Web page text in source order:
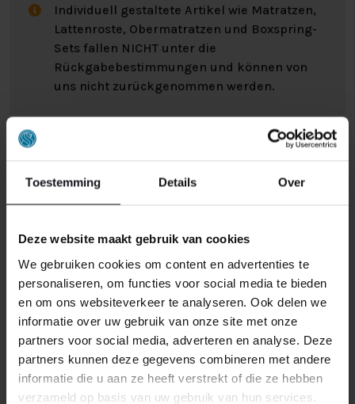
Toestemming Details Over
Deze website maakt gebruik van cookies
We gebruiken cookies om content en advertenties te
personaliseren, om functies voor social media te bieden
en om ons websiteverkeer te analyseren. Ook delen we
informatie over uw gebruik van onze site met onze
partners voor social media, adverteren en analyse. Deze
partners kunnen deze gegevens combineren met andere
informatie die u aan ze heeft verstrekt of die ze hebben
verzameld op basis van uw gebruik van hun services.
Individuell gestaltete Artikel wie Matratzen,
Lattenroste, Obermatratzen und Boxspring-
Sets fallen NICHT unter die
Rückgabebestimmungen und können von
uns nicht zurückgenommen werden.
Manchmal möchten Sie vielleicht eine Bestellung
gefällt, oder vielleicht gibt es einen anderen Grund,
warum Sie die Bestellung nicht wünschen. In jedem Fall
nach Erhalt ohne Angabe von Gründen zu widerrufen
Bitte behandeln Sie das Produkt sorgfältig und
vergewissern Sie sich, dass es richtig verpackt ist, wenn
Sie es zurückschicken. Wenn das Produkt beschädigt
ist oder die Verpackung mehr als nötig beschädigt ist,
können wir Ihnen diese Wertminderung des Produkts
in Rechnung stellen.